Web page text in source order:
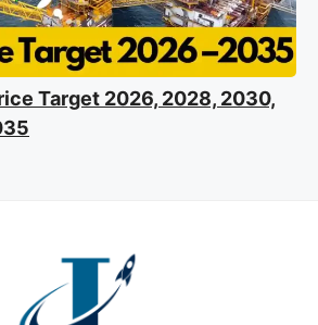
Target 2026, 2028, 2030,